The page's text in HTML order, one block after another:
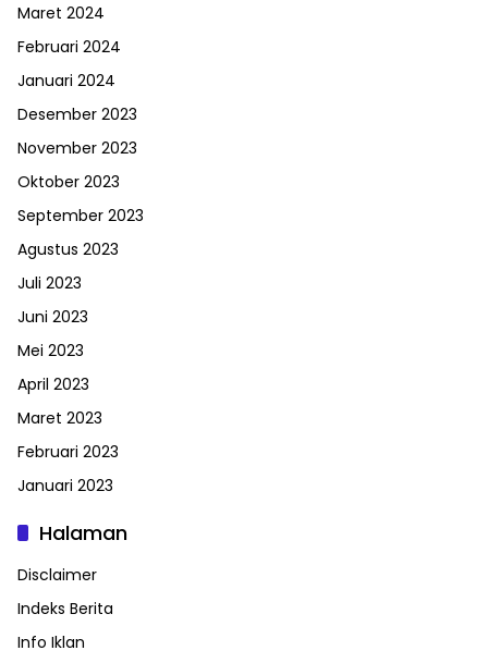
Maret 2024
Februari 2024
Januari 2024
Desember 2023
November 2023
Oktober 2023
September 2023
Agustus 2023
Juli 2023
Juni 2023
Mei 2023
April 2023
Maret 2023
Februari 2023
Januari 2023
Halaman
Disclaimer
Indeks Berita
Info Iklan